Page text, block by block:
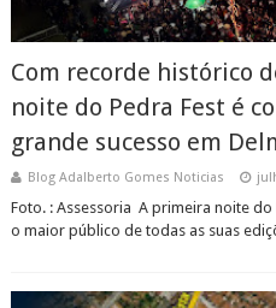
Com recorde histórico
noite do Pedra Fest é
grande sucesso em
Blog Adalberto Gomes Noticias
Foto. : Assessoria ​A primeira noite
o maior público de todas as suas